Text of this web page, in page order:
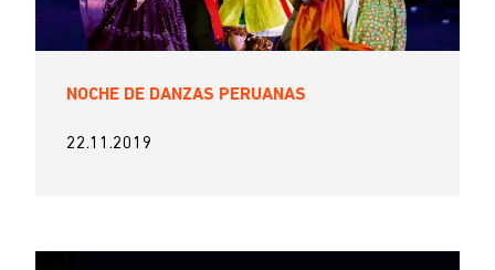
NOCHE DE DANZAS PERUANAS
22.11.2019